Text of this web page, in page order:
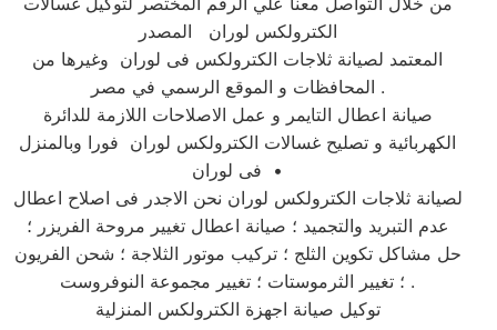
الكترولكس لوران المصدر
المعتمد لصيانة ثلاجات الكترولكس فى لوران وغيرها من
المحافظات و الموقع الرسمي في مصر .
صيانة اعطال التايمر و عمل الاصلاحات اللازمة للدائرة
الكهربائية و تصليح غسالات الكترولكس لوران فورا وبالمنزل
فى لوران •
لصيانة ثلاجات الكترولكس لوران نحن الاجدر فى اصلاح اعطال
عدم التبريد والتجميد ؛ صيانة اعطال تغيير مروحة الفريزر ؛
حل مشاكل تكوين الثلج ؛ تركيب موتور الثلاجة ؛ شحن الفريون
؛ تغيير الثرموستات ؛ تغيير مجموعة النوفروست .
توكيل صيانة اجهزة الكترولكس المنزلية